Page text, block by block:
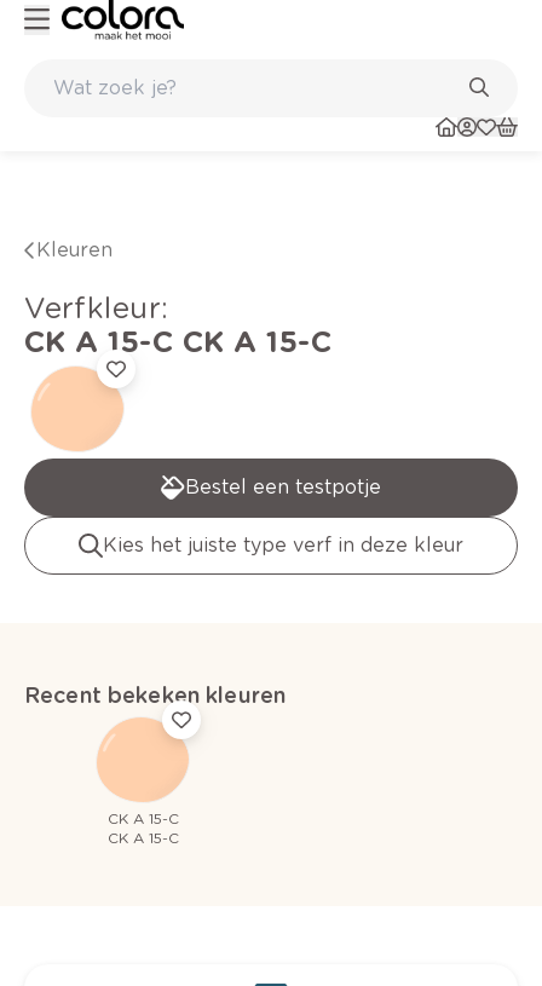
Kleuren
verfkleur:
CK A 15-C CK A 15-C
Bestel een testpotje
Kies het juiste type verf in deze kleur
Recent bekeken kleuren
CK A 15-C
CK A 15-C